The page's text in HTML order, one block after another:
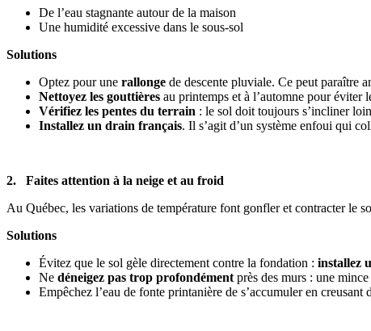
De l’eau stagnante autour de la maison
Une humidité excessive dans le sous-sol
Solutions
Optez pour une rallonge de descente pluviale. Ce peut paraître
Nettoyez les gouttières au printemps et à l’automne pour éviter
Vérifiez les pentes du terrain : le sol doit toujours s’incliner
Installez un drain français. Il s’agit d’un système enfoui qui
2. Faites attention à la neige et au froid
Au Québec, les variations de température font gonfler et contracter le
Solutions
Évitez que le sol gèle directement contre la fondation : installez
Ne déneigez pas trop profondément près des murs : une
Empêchez l’eau de fonte printanière de s’accumuler en creusant